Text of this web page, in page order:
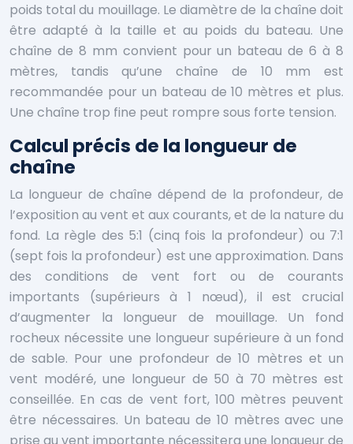
poids total du mouillage. Le diamètre de la chaîne doit
être adapté à la taille et au poids du bateau. Une
chaîne de 8 mm convient pour un bateau de 6 à 8
mètres, tandis qu’une chaîne de 10 mm est
recommandée pour un bateau de 10 mètres et plus.
Une chaîne trop fine peut rompre sous forte tension.
Calcul précis de la longueur de
chaîne
La longueur de chaîne dépend de la profondeur, de
l’exposition au vent et aux courants, et de la nature du
fond. La règle des 5:1 (cinq fois la profondeur) ou 7:1
(sept fois la profondeur) est une approximation. Dans
des conditions de vent fort ou de courants
importants (supérieurs à 1 nœud), il est crucial
d’augmenter la longueur de mouillage. Un fond
rocheux nécessite une longueur supérieure à un fond
de sable. Pour une profondeur de 10 mètres et un
vent modéré, une longueur de 50 à 70 mètres est
conseillée. En cas de vent fort, 100 mètres peuvent
être nécessaires. Un bateau de 10 mètres avec une